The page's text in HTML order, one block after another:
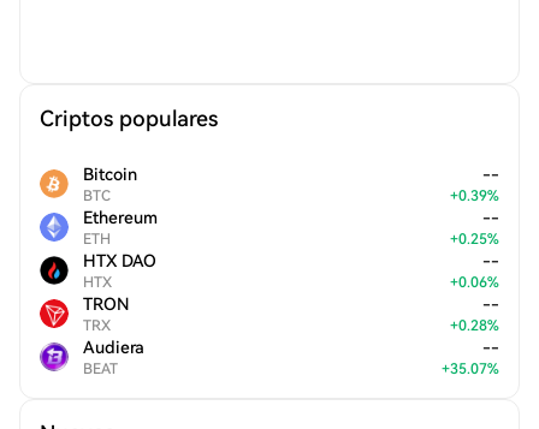
Criptos populares
Bitcoin
BTC
--
+0.39%
Ethereum
ETH
--
+0.25%
HTX DAO
HTX
--
+0.06%
TRON
TRX
--
+0.28%
Audiera
BEAT
--
+35.07%